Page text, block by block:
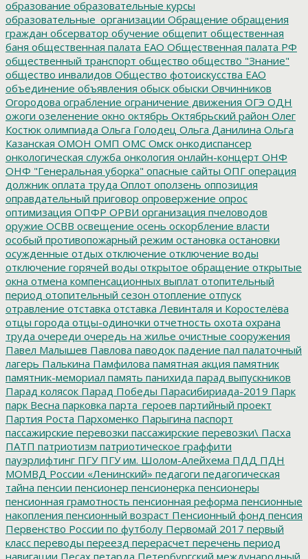
образование образовательные курсы
образовательные_организации Обращение обращения
граждан обсерватор обучение общепит общественная
баня общественная палата ЕАО Общественная палата РФ
общественный транспорт общество общество "Знание"
общество инвалидов Общество фотоискусства ЕАО
объединение объявления обыск обыски Овчинников
Огородова ограбление ограничение движения ОГЭ ОДН
ожоги озеленение окно октябрь Октябрьский район Олег
Костюк олимпиада Ольга Голодец Ольга Данилина Ольга
Казанская ОМОН ОМП ОМС Омск онкодиспансер
онкологическая служба онкология онлайн-концерт ОНФ
ОНФ "Генеральная уборка" опасные сайты ОПГ операция
должник оплата труда Оплот оползень оппозиция
оправдательный приговор опровержение опрос
оптимизация ОПФР ОРВИ организация пчеловодов
оружие ОСВВ освещение осень оскорбление власти
особый противопожарный режим остановка остановки
осужденные отдых отключение отключение воды
отключение горячей воды открытое обращение открытые
окна отмена компенсационных выплат отопительный
период отопительный сезон отопление отпуск
отравление отставка отставка Левинталя и Коростелёва
отцы города отцы-одиночки отчетность охота охрана
труда очереди очередь на жилье очистные сооружения
Павел Малышев Павлова паводок падение пал палаточный
лагерь Палькина Памфилова памятная акция памятник
памятник-мемориал память панихида парад выпускников
Парад колясок Парад Победы Парасибириада-2019 Парк
парк Весна парковка парта_героев партийный проект
Партия Роста Пархоменко Парыгина паспорт
пассажирские перевозки пассажирские перевозки\ Пасха
ПАТП патриотизм патриотическое граффити
пауэрлифтинг ПГУПГУ им. Шолом-Алейхема ПДД ПДН
МОМВД России «Ленинский» педагоги педагогическая
тайна пенсии пенсионер пенсионерка пенсионеры
пенсионная грамотность пенсионная реформа пенсионные
накопления пенсионный возраст Пенсионный фонд пенсия
Первенство России по футболу Первомай 2017 первый
класс переводы переезд перерасчет перечень период
навигации Песах петарда Петербургский международный